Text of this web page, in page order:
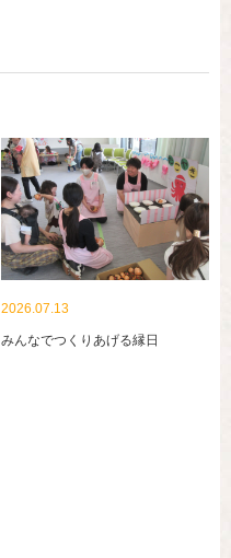
2026.07.13
みんなでつくりあげる縁日